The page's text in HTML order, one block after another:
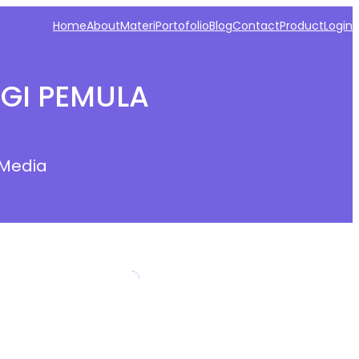
HomeAboutMateriPortofolioBlogContactProductLogin
PEMULA